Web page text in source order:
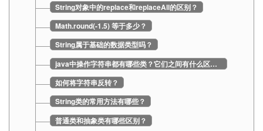
String对象中的replace和replaceAll的区别？
Math.round(-1.5) 等于多少？
String属于基础的数据类型吗？
java中操作字符串都有哪些类？它们之间有什么区别？
如何将字符串反转？
String类的常用方法有哪些？
普通类和抽象类有哪些区别？